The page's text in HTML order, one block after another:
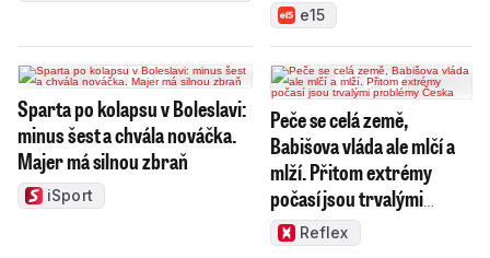
e15
Sparta po kolapsu v Boleslavi:
minus šest a chvála nováčka.
Majer má silnou zbraň
iSport
Peče se celá země,
Babišova vláda ale mlčí a
mlží. Přitom extrémy
počasí jsou trvalými
problémy Česka
Reflex